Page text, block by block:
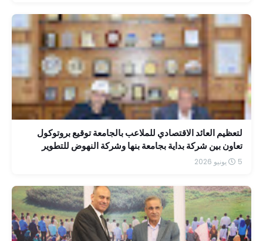
لتعظيم العائد الاقتصادي للملاعب بالجامعة توقيع بروتوكول
تعاون بين شركة بداية بجامعة بنها وشركة النهوض للتطوير
5 يونيو 2026